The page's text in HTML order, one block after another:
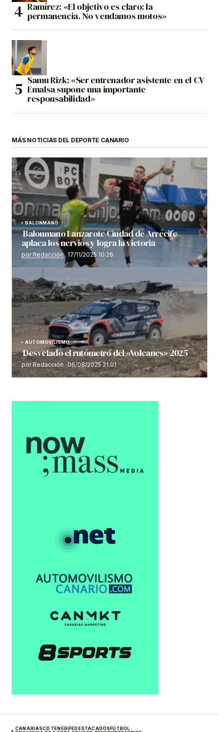
Ramírez: «El objetivo es claro: la
permanencia. No vendamos motos»
Samu Rizk: «Ser entrenador asistente en el CV
Emalsa supone una importante
responsabilidad»
MÁS NOTICIAS DEL DEPORTE CANARIO
BALONMANO
Balonmano Lanzarote Ciudad de Arrecife
aplaca los nervios y logra la victoria
por Redacción 17/11/2025 10:26
AUTOMOVILISMO
Desvelado el rutómetro del «Volcanes» 2025
por Redacción 06/08/2025 21:01
CANARIASCD TENERIFEDESTACADOSFÚTBOL